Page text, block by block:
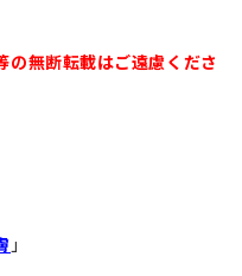
の無断転載はご遠慮くださ
」